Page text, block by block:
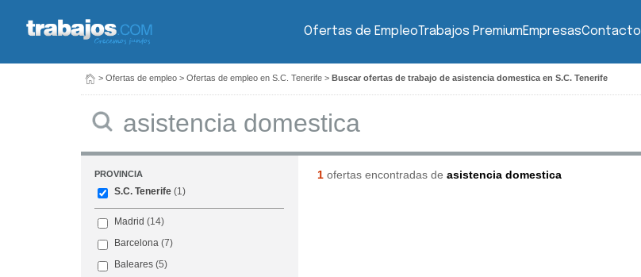
Ofertas de EmpleoTrabajos PremiumEmpresasContacto
> Ofertas de empleo > Ofertas de empleo en S.C. Tenerife > Buscar ofertas de trabajo de asistencia domestica en S.C. Tenerife
PROVINCIA
S.C. Tenerife (1)
Madrid (14)
Barcelona (7)
Baleares (5)
1ofertas encontradas de asistencia domestica